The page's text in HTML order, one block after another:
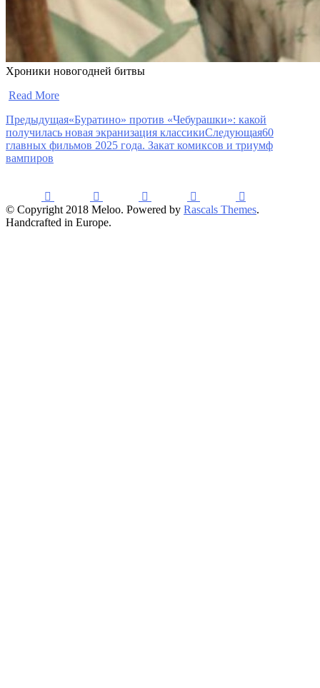
Хроники новогодней битвы
Read More
Предыдущая«Буратино» против «Чебурашки»: какой
получилась новая экранизация классикиСледующая60
главных фильмов 2025 года. Закат комиксов и триумф
вампиров
© Copyright 2018 Meloo. Powered by Rascals Themes.
Handcrafted in Europe.